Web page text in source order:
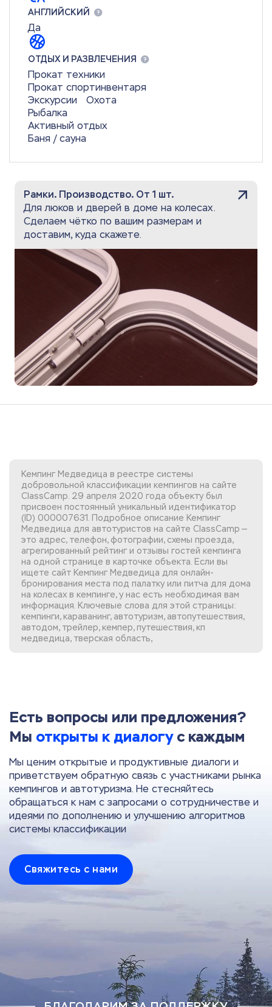
АНГЛИЙСКИЙ
Да
ОТДЫХ И РАЗВЛЕЧЕНИЯ
Прокат техники
Прокат спортинвентаря
Экскурсии
Охота
Рыбалка
Активный отдых
Баня / сауна
Рамки. Производство. От 1 шт.
Для люков и дверей в доме на колесах.
Сделаем чётко по вашим размерам и
доставим, куда скажете.
Кемпинг Медведица в реестре системы
добровольной классификации кемпингов на сайте
ClassCamp. 29 апреля 2020 года объекту был
присвоен постоянный уникальный идентификатор
(ID) 000007631. Подробное описание Кемпинг
Медведица для автотуристов на сайте ClassCamp —
это адрес, телефон, фотографии, схемы проезда,
агрегированный рейтинг и отзывы гостей кемпинга
на одной странице в карточке объекта. Если вы
ищете сайт Кемпинг Медведица для онлайн-
бронирования места под палатку или питча для дома
на колесах в кемпинге, у нас есть необходимая вам
информация. Ключевые слова для этой страницы:
кемпинги, караванинг, автотуризм, автопутешествия,
автодом, трейлер, кемпер, путешествия, кп
медведица, тверская область,
Есть вопросы или предложения?
Мы открыты к диалогус каждым
Мы ценим открытые и продуктивные диалоги и
приветствуем обратную связь с участниками рынка
кемпингов и автотуризма. Не стесняйтесь
обращаться к нам с запросами о сотрудничестве и
идеями по дополнению и улучшению алгоритмов
системы классификации
Свяжитесь с нами